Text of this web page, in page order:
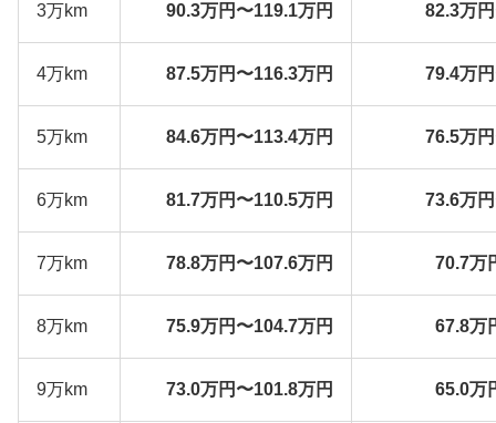
3万km 90.3万円〜119.1万円 82.3万
4万km 87.5万円〜116.3万円 79.4万
5万km 84.6万円〜113.4万円 76.5万
6万km 81.7万円〜110.5万円 73.6万
7万km 78.8万円〜107.6万円 70.7万
8万km 75.9万円〜104.7万円 67.8万
9万km 73.0万円〜101.8万円 65.0万